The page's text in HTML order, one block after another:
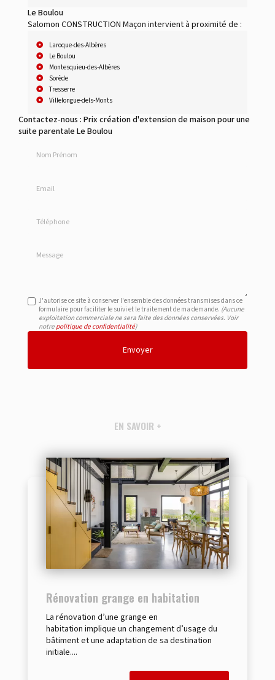
Le Boulou
Salomon CONSTRUCTION Maçon intervient à proximité de :
Laroque-des-Albères
Le Boulou
Montesquieu-des-Albères
Sorède
Tresserre
Villelongue-dels-Monts
Contactez-nous : Prix création d'extension de maison pour une
suite parentale Le Boulou
J'autorise ce site à conserver l'ensemble des données transmises dans ce
formulaire pour faciliter le suivi et le traitement de ma demande. (Aucune
exploitation commerciale ne sera faite des données conservées. Voir
notre politique de confidentialité)
EN SAVOIR +
Rénovation grange en habitation
La rénovation d’une grange en
habitation implique un changement d’usage du
bâtiment et une adaptation de sa destination
initiale....